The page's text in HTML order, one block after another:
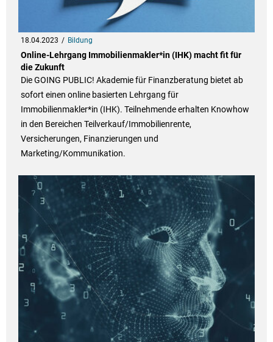
18.04.2023 Bildung
Online-Lehrgang Immobilienmakler*in (IHK) macht fit für
die Zukunft
Die GOING PUBLIC! Akademie für Finanzberatung bietet ab
sofort einen online basierten Lehrgang für
Immobilienmakler*in (IHK). Teilnehmende erhalten Knowhow
in den Bereichen Teilverkauf/Immobilienrente,
Versicherungen, Finanzierungen und
Marketing/Kommunikation.